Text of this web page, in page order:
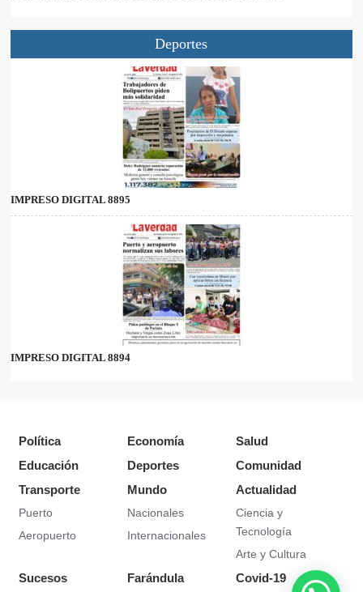
Deportes
IMPRESO DIGITAL 8895
IMPRESO DIGITAL 8894
Política Economía
Salud
Educación
Deportes
Comunidad
Transporte
Puerto
Aeropuerto
Mundo
Nacionales
Internacionales
Actualidad
Ciencia y
Tecnología
Arte y Cultura
Sucesos Farándula Covid-19